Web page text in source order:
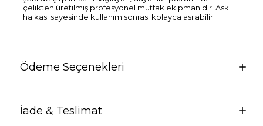
çelikten üretilmiş profesyonel mutfak ekipmanıdır. Askı
halkası sayesinde kullanım sonrası kolayca asılabilir.
Ödeme Seçenekleri
İade & Teslimat